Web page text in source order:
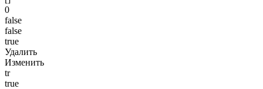
0
false
false
true
Удалить
Изменить
tr
true